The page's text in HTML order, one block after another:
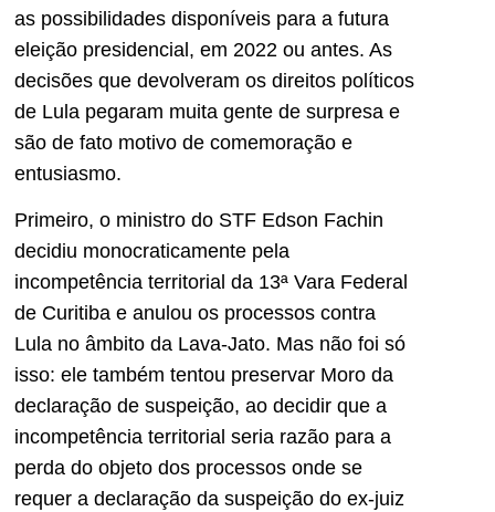
as possibilidades disponíveis para a futura
eleição presidencial, em 2022 ou antes. As
decisões que devolveram os direitos políticos
de Lula pegaram muita gente de surpresa e
são de fato motivo de comemoração e
entusiasmo.
Primeiro, o ministro do STF Edson Fachin
decidiu monocraticamente pela
incompetência territorial da 13ª Vara Federal
de Curitiba e anulou os processos contra
Lula no âmbito da Lava-Jato. Mas não foi só
isso: ele também tentou preservar Moro da
declaração de suspeição, ao decidir que a
incompetência territorial seria razão para a
perda do objeto dos processos onde se
requer a declaração da suspeição do ex-juiz